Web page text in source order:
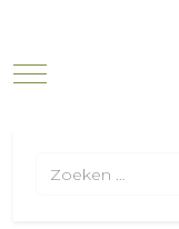
Mobile Menu